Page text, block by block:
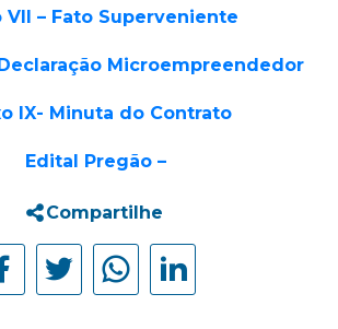
VII – Fato Superveniente
Microempreendedor
IX- Minuta do Contrato
Edital Pregão –
Compartilhe